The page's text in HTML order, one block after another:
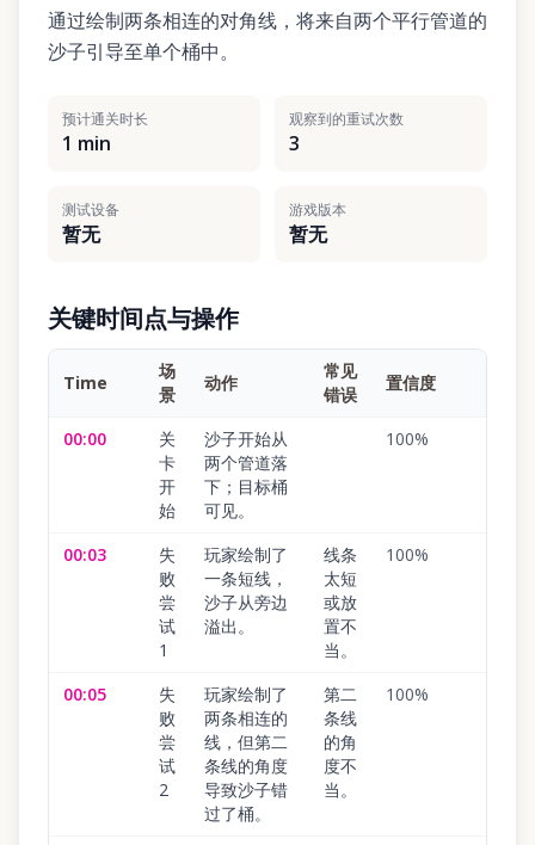
通过绘制两条相连的对角线，将来自两个平行管道的
沙子引导至单个桶中。
预计通关时长
1 min
观察到的重试次数
3
测试设备
暂无
游戏版本
暂无
关键时间点与操作
Time
场
景
动作
常见
错误
置信度
00:00
关
卡
开
始
沙子开始从
两个管道落
下；目标桶
可见。
100%
00:03
失
败
尝
试
1
玩家绘制了
一条短线，
沙子从旁边
溢出。
线条
太短
或放
置不
当。
100%
00:05
失
败
尝
试
2
玩家绘制了
两条相连的
线，但第二
条线的角度
导致沙子错
过了桶。
第二
条线
的角
度不
当。
100%